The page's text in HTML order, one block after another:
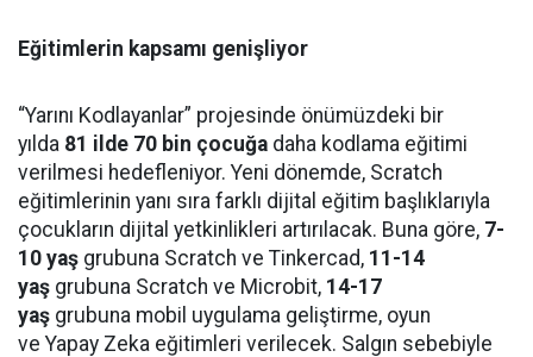
Eğitimlerin kapsamı genişliyor
“Yarını Kodlayanlar” projesinde önümüzdeki bir
yılda 81 ilde 70 bin çocuğa daha kodlama eğitimi
verilmesi hedefleniyor. Yeni dönemde, Scratch
eğitimlerinin yanı sıra farklı dijital eğitim başlıklarıyla
çocukların dijital yetkinlikleri artırılacak. Buna göre, 7-
10 yaş grubuna Scratch ve Tinkercad, 11-14
yaş grubuna Scratch ve Microbit, 14-17
yaş grubuna mobil uygulama geliştirme, oyun
ve Yapay Zeka eğitimleri verilecek. Salgın sebebiyle